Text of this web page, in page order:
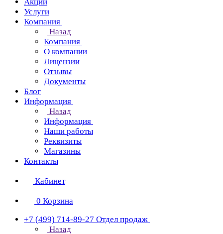
Услуги
Компания
Назад
Компания
О компании
Лицензии
Отзывы
Документы
Блог
Информация
Назад
Информация
Наши работы
Реквизиты
Магазины
Контакты
Кабинет
0 Корзина
+7 (499) 714-89-27 Отдел продаж
Назад